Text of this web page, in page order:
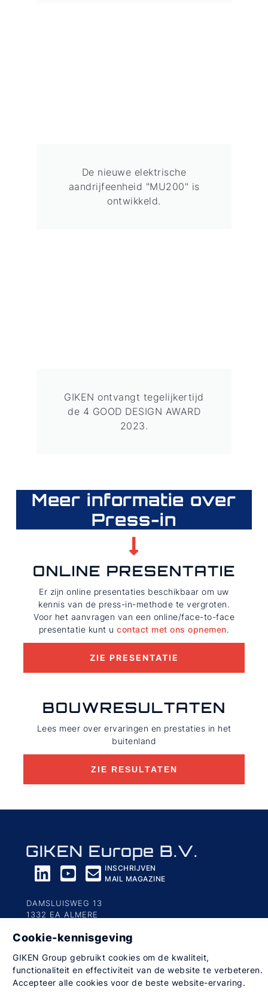
De nieuwe elektrische
aandrijfeenheid "MU200" is
ontwikkeld.
GIKEN ontvangt tegelijkertijd
de 4 GOOD DESIGN AWARD
2023.
Meer informatie over
Press-in
ONLINE PRESENTATIE
Er zijn online presentaties beschikbaar om uw
kennis van de press-in-methode te vergroten.
Voor het aanvragen van een online/face-to-face
presentatie kunt ucontact met ons opnemen.
ZIE PRESENTATIE
BOUWRESULTATEN
Lees meer over ervaringen en prestaties in het
buitenland
ZIE RESULTATEN
GIKEN Europe B.V.
INSCHRIJVEN
MAIL MAGAZINE
DAMSLUISWEG 13
1332 EA ALMERE
© 2023 GIKEN Europe B.V. Alle rechten voorbehouden.
PrivacybeleidRichtlijnen voor sociale media
Gebruiksvoorwaarden
Cookie-kennisgeving
GIKEN Group gebruikt cookies om de kwaliteit,
functionaliteit en effectiviteit van de website te verbeteren.
Accepteer alle cookies voor de beste website-ervaring.